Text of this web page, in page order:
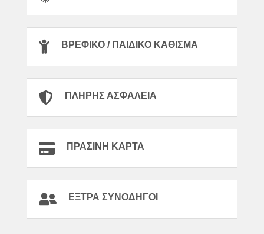
ΒΡΕΦΙΚΌ / ΠΑΙΔΙΚΌ ΚΆΘΙΣΜΑ
ΠΛΉΡΗΣ ΑΣΦΆΛΕΙΑ
ΠΡΆΣΙΝΗ ΚΆΡΤΑ
ΈΞΤΡΑ ΣΥΝΟΔΗΓΟΊ